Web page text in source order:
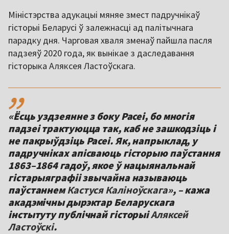
Міністэрства адукацыі мяняе змест падручнікаў
гісторыі Беларусі ў залежнасці ад палітычнага
парадку дня. Чарговая хваля зменаў пайшла пасля
падзеяў 2020 года, як вынікае з даследавання
гісторыка Аляксея Ластоўскага.
,,
«Ёсць уздзеянне з боку Расеі, бо многія
падзеі трактуюцца так, каб не зашкодзіць і
не пакрыўдзіць Расеі. Як, напрыклад, у
падручніках апісваюць гісторыю паўстання
1863–1864 гадоў, якое ў нацыянальнай
гістарыяграфіі звычайна называюць
паўстаннемКастуся Каліноўскага», – кажа
акадэмічны дырэктар Беларускага
інстытуту публічнай гісторыіАляксей
Ластоўскі.